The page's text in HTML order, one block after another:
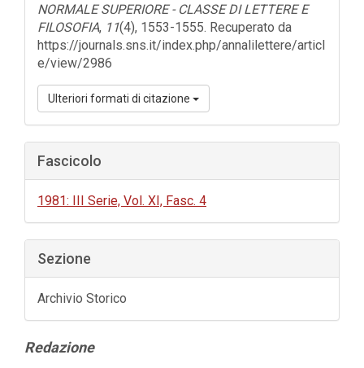
NORMALE SUPERIORE - CLASSE DI LETTERE E
FILOSOFIA, 11(4), 1553-1555. Recuperato da
https://journals.sns.it/index.php/annalilettere/articl
e/view/2986
Ulteriori formati di citazione
Fascicolo
1981: III Serie, Vol. XI, Fasc. 4
Sezione
Archivio Storico
Contenuto
Redazione